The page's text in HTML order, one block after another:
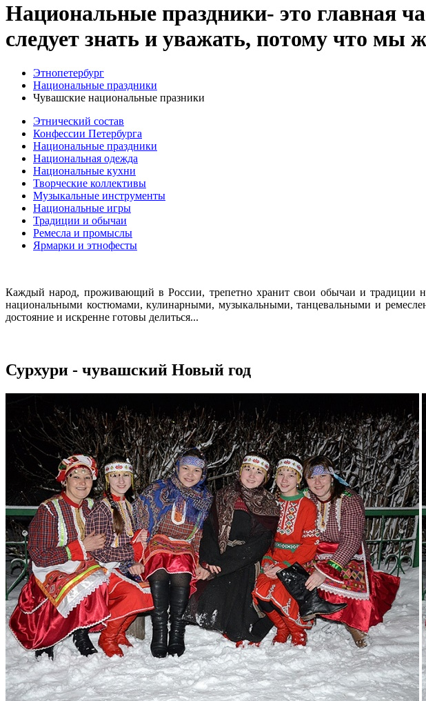
Национальные праздники- это главная
следует знать и уважать, потому что мы
Этнопетербург
Национальные праздники
Чувашские национальные празники
Этнический состав
Конфессии Петербурга
Национальные праздники
Национальная одежда
Национальные кухни
Творческие коллективы
Музыкальные инструменты
Национальные игры
Традиции и обычаи
Ремесла и промыслы
Ярмарки и этнофесты
Каждый народ, проживающий в России, трепетно хранит свои обычаи и традиции
национальными костюмами, кулинарными, музыкальными, танцевальными и
достояние и искренне готовы делиться...
Сурхури - чувашский Новый год